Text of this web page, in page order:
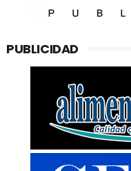
PUBLICIDAD